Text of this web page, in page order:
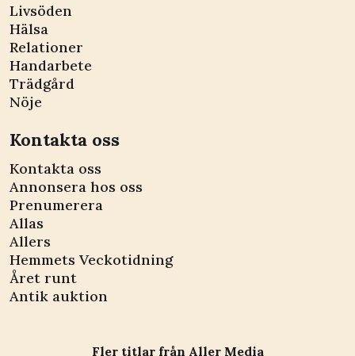
Livsöden
Hälsa
Relationer
Handarbete
Trädgård
Nöje
Kontakta oss
Kontakta oss
Annonsera hos oss
Prenumerera
Allas
Allers
Hemmets Veckotidning
Året runt
Antik auktion
Fler titlar från Aller Media